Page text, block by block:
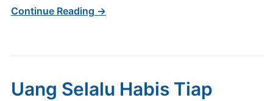
Continue Reading →
Uang Selalu Habis Tiap